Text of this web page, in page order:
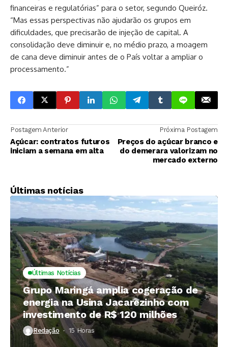
financeiras e regulatórias” para o setor, segundo Queiróz.
“Mas essas perspectivas não ajudarão os grupos em
dificuldades, que precisarão de injeção de capital. A
consolidação deve diminuir e, no médio prazo, a moagem
de cana deve diminuir antes de o País voltar a ampliar o
processamento.”
Postagem Anterior
Açúcar: contratos futuros
iniciam a semana em alta
Próxima Postagem
Preços do açúcar branco e
do demerara valorizam no
mercado externo
Últimas notícias
Últimas Notícias
Grupo Maringá amplia cogeração de
energia na Usina Jacarezinho com
investimento de R$ 120 milhões
Redação 15 Horas ⁮